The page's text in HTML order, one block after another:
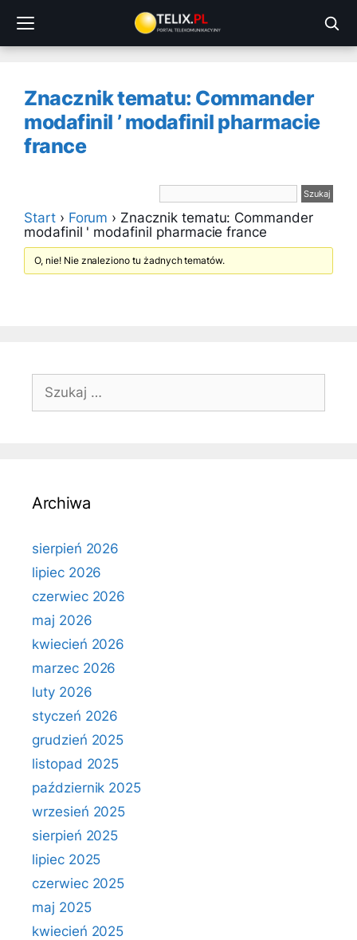
treści
Znacznik tematu: Commander
modafinil ’ modafinil pharmacie
france
Start › Forum › Znacznik tematu: Commander
modafinil ' modafinil pharmacie france
O, nie! Nie znaleziono tu żadnych tematów.
Szukaj:
Archiwa
sierpień 2026
lipiec 2026
czerwiec 2026
maj 2026
kwiecień 2026
marzec 2026
luty 2026
styczeń 2026
grudzień 2025
listopad 2025
październik 2025
wrzesień 2025
sierpień 2025
lipiec 2025
czerwiec 2025
maj 2025
kwiecień 2025